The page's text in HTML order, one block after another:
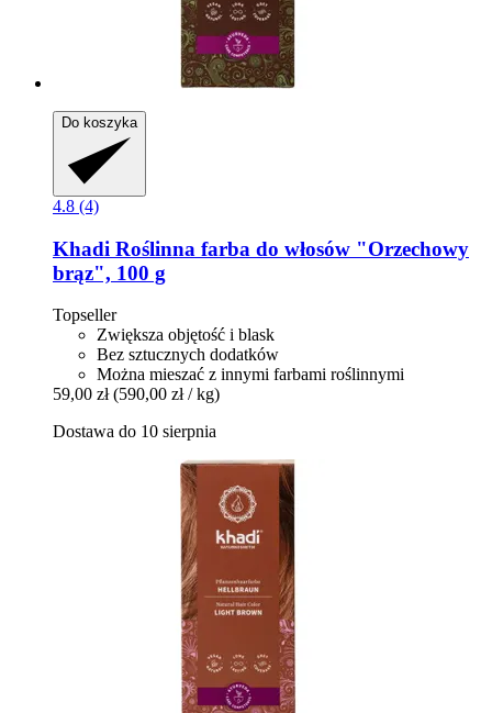
Do koszyka
4.8 (4)
Khadi Roślinna farba do włosów "Orzechowy
brąz", 100 g
Topseller
Zwiększa objętość i blask
Bez sztucznych dodatków
Można mieszać z innymi farbami roślinnymi
59,00 zł (590,00 zł / kg)
Dostawa do 10 sierpnia